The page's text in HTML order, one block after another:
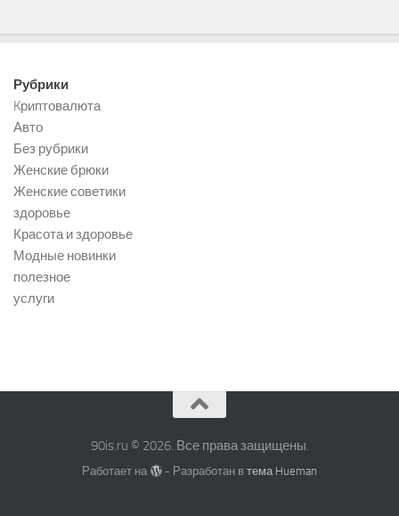
Рубрики
Kриптовалюта
Авто
Без рубрики
Женские брюки
Женские советики
здоровье
Красота и здоровье
Модные новинки
полезное
услуги
90is.ru © 2026. Все права защищены.
Работает на - Разработан в тема Hueman